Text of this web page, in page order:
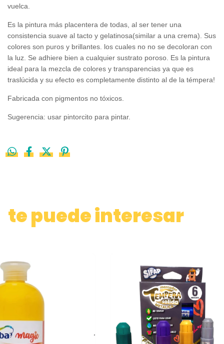
vuelca.
Es la pintura más placentera de todas, al ser tener una
consistencia suave al tacto y gelatinosa(similar a una crema). Sus
colores son puros y brillantes. los cuales no no se decoloran con
la luz. Se adhiere bien a cualquier sustrato poroso. Es la pintura
ideal para la mezcla de colores y transparencias ya que es
traslúcida y su efecto es completamente distinto al de la témpera!
Fabricada con pigmentos no tóxicos.
Sugerencia: usar pintorcito para pintar.
te puede interesar